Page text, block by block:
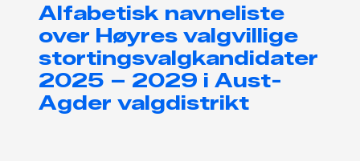
Alfabetisk navneliste
over Høyres valgvillige
stortingsvalgkandidater
2025 – 2029 i Aust-
Agder valgdistrikt